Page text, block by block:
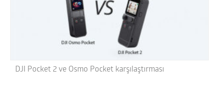
DJI Pocket 2 ve Osmo Pocket karşılaştırması